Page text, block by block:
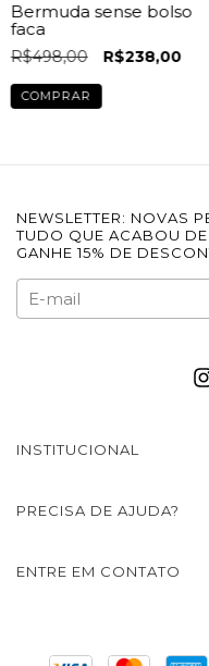
Bermuda sense bolso
faca
R$498,00 R$238,00
COMPRAR
NEWSLETTER: NOVAS
TUDO QUE ACABOU
GANHE 15% DE
INSTITUCIONAL
PRECISA DE AJUDA?
ENTRE EM CONTATO